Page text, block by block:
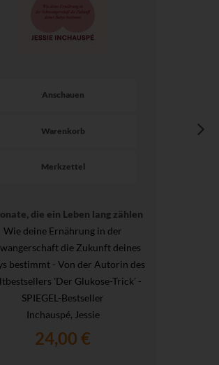
Anschauen
Warenkorb
Merkzettel
die ein Leben lang zählen
Wie deine Ernährung in der
die Zukunft deines
bestimmt - Von der Autorin des
'Der Glukose-Trick' -
SPIEGEL-Bestseller
Inchauspé, Jessie
24,00 €